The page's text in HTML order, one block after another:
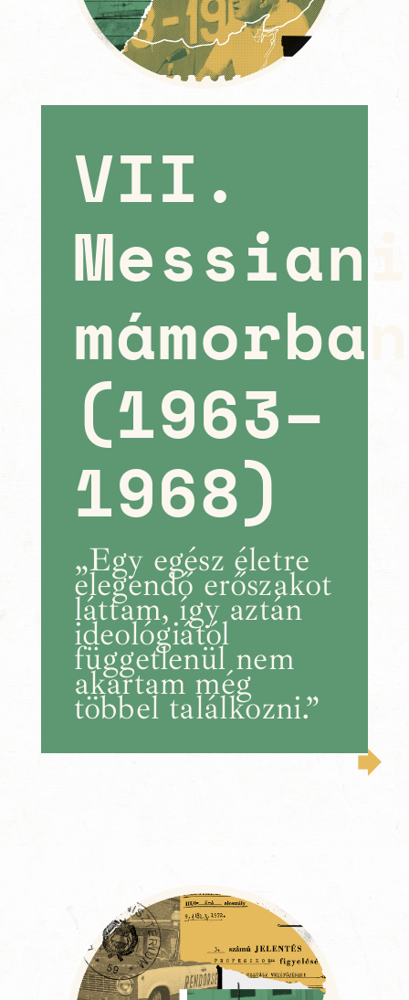
VII.
mámorban
(1963–
1968)
„Egy egész életre
elegendő erőszakot
láttam, így aztán
ideológiától
függetlenül nem
akartam még
többel találkozni.”